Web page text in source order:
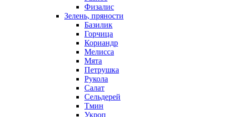
Физалис
Зелень, пряности
Базилик
Горчица
Кориандр
Мелисса
Мята
Петрушка
Рукола
Салат
Сельдерей
Тмин
Укроп